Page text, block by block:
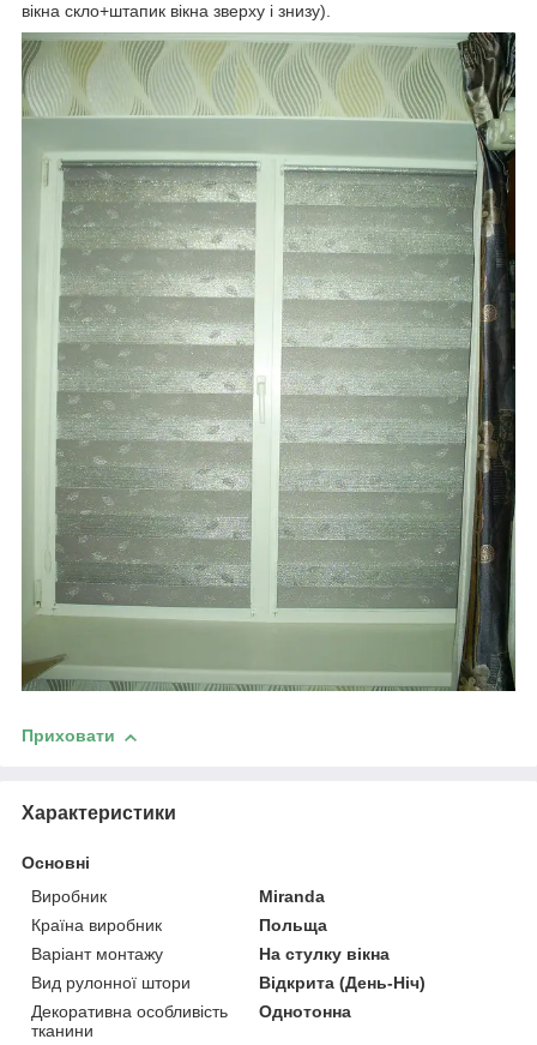
вікна скло+штапик вікна зверху і знизу).
Приховати
Характеристики
Основні
Виробник
Miranda
Країна виробник
Польща
Варіант монтажу
На стулку вікна
Вид рулонної штори
Відкрита (День-Ніч)
Декоративна особливість
тканини
Однотонна